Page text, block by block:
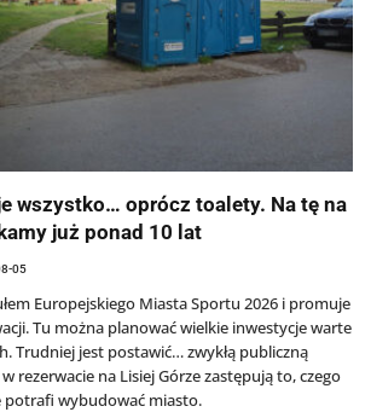
wszystko… oprócz toalety. Na tę na
już ponad 10 lat
05
Europejskiego Miasta Sportu 2026 i promuje
Tu można planować wielkie inwestycje warte
Trudniej jest postawić… zwykłą publiczną
rezerwacie na Lisiej Górze zastępują to, czego
wybudować miasto.